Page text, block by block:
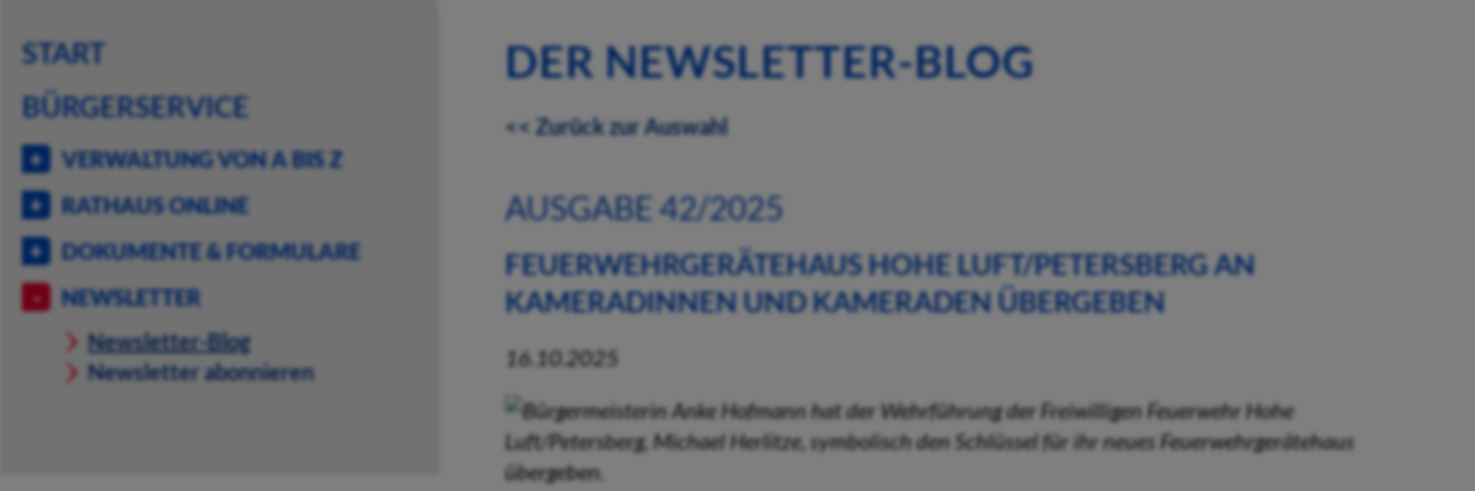
START
BÜRGERSERVICE
VERWALTUNG VON A BIS Z
RATHAUS ONLINE
DOKUMENTE & FORMULARE
NEWSLETTER
Newsletter-Blog
Newsletter abonnieren
DER NEWSLETTER-BLOG
<< Zurück zur Auswahl
AUSGABE 42/2025
FEUERWEHRGERÄTEHAUS HOHE LUFT/PETERSBERG AN
KAMERADINNEN UND KAMERADEN ÜBERGEBEN
16.10.2025